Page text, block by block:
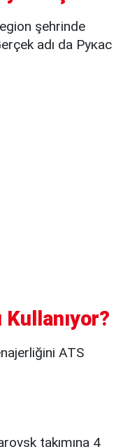
şehrinde
adı da Рукас
Kullanıyor?
ATS
takımına 4